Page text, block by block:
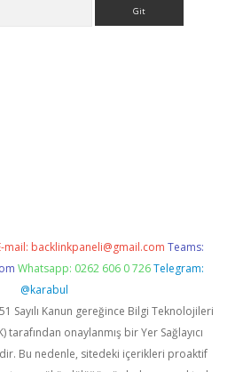
mail: backlinkpaneli@gmail.com Teams:
Whatsapp: 0262 606 0 726 Telegram:
@karabul
Sayılı Kanun gereğince Bilgi Teknolojileri
tarafından onaylanmış bir Yer Sağlayıcı
Bu nedenle, sitedeki içerikleri proaktif